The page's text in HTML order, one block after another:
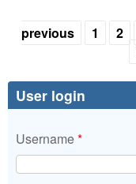
Pages
previous
1 2
User login
Username*